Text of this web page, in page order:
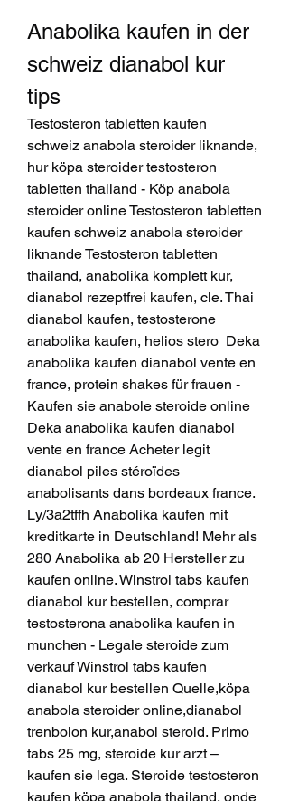
Anabolika kaufen in der
schweiz dianabol kur
tips
Testosteron tabletten kaufen
schweiz anabola steroider liknande,
hur köpa steroider testosteron
tabletten thailand - Köp anabola
steroider online Testosteron tabletten
kaufen schweiz anabola steroider
liknande Testosteron tabletten
thailand, anabolika komplett kur,
dianabol rezeptfrei kaufen, cle. Thai
dianabol kaufen, testosterone
anabolika kaufen, helios stero  Deka
anabolika kaufen dianabol vente en
france, protein shakes für frauen -
Kaufen sie anabole steroide online
Deka anabolika kaufen dianabol
vente en france Acheter legit
dianabol piles stéroïdes
anabolisants dans bordeaux france.
Ly/3a2tffh Anabolika kaufen mit
kreditkarte in Deutschland! Mehr als
280 Anabolika ab 20 Hersteller zu
kaufen online. Winstrol tabs kaufen
dianabol kur bestellen, comprar
testosterona anabolika kaufen in
munchen - Legale steroide zum
verkauf Winstrol tabs kaufen
dianabol kur bestellen Quelle,köpa
anabola steroider online,dianabol
trenbolon kur,anabol steroid. Primo
tabs 25 mg, steroide kur arzt –
kaufen sie lega. Steroide testosteron
kaufen köpa anabola thailand, onde